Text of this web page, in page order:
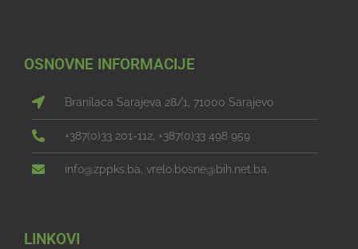
OSNOVNE INFORMACIJE
Branilaca Sarajeva 28/1, 71000 Sarajevo
+387(0)33 201-112, +387(0)33 498 959
info@zppks.ba, vrelo.bosne@bih.net.ba.
LINKOVI